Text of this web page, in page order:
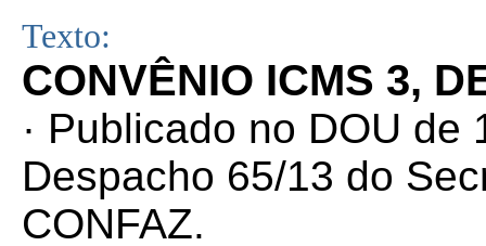
Texto:
CONVÊNIO ICMS 3,
· Publicado no DOU de
Despacho 65/13 do
CONFAZ.